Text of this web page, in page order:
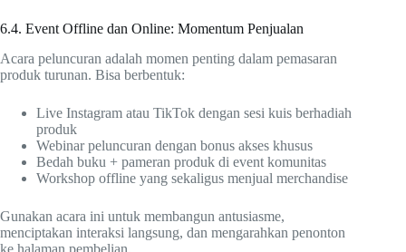
6.4. Event Offline dan Online: Momentum Penjualan
Acara peluncuran adalah momen penting dalam pemasaran
produk turunan. Bisa berbentuk:
Live Instagram atau TikTok dengan sesi kuis berhadiah
produk
Webinar peluncuran dengan bonus akses khusus
Bedah buku + pameran produk di event komunitas
Workshop offline yang sekaligus menjual merchandise
Gunakan acara ini untuk membangun antusiasme,
menciptakan interaksi langsung, dan mengarahkan penonton